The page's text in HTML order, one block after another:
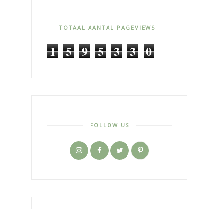
TOTAAL AANTAL PAGEVIEWS
1 5 9 5 3 3 0
FOLLOW US